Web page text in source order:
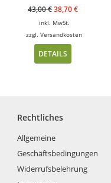
43,00€38,70€
inkl. MwSt.
zzgl.Versandkosten
DETAILS
Rechtliches
Allgemeine
Geschäftsbedingungen
Widerrufsbelehrung